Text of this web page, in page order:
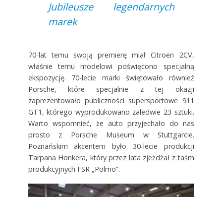
Jubileusze legendarnych
marek
70-lat temu swoją premierę miał Citroёn 2CV,
właśnie temu modelowi poświęcono specjalną
ekspozycję. 70-lecie marki świętowało również
Porsche, które specjalnie z tej okazji
zaprezentowało publiczności supersportowe 911
GT1, którego wyprodukowano zaledwie 23 sztuki.
Warto wspomnieć, że auto przyjechało do nas
prosto z Porsche Museum w Stuttgarcie.
Poznańskim akcentem było 30-lecie produkcji
Tarpana Honkera, który przez lata zjeżdżał z taśm
produkcyjnych FSR „Polmo”.